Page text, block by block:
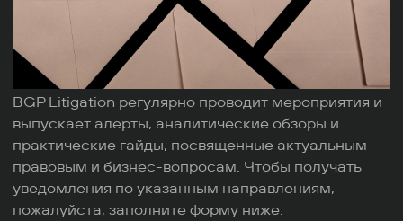
BGP Litigation регулярно проводит мероприятия и
выпускает алерты, аналитические обзоры и
практические гайды, посвященные актуальным
правовым и бизнес-вопросам. Чтобы получать
уведомления по указанным направлениям,
пожалуйста, заполните форму ниже.